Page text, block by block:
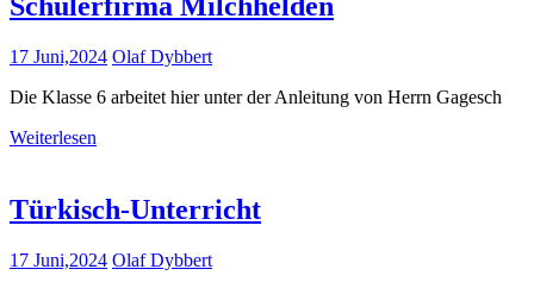
17 Juni,2024 Olaf Dybbert
Die Klasse 6 arbeitet hier unter der Anleitung von Herrn Gagesch
Weiterlesen
Türkisch-Unterricht
17 Juni,2024 Olaf Dybbert